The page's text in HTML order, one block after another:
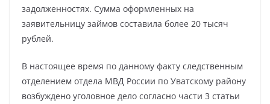
задолженностях. Сумма оформленных на
заявительницу займов составила более 20 тысяч
рублей.
В настоящее время по данному факту следственным
отделением отдела МВД России по Уватскому району
возбуждено уголовное дело согласно части 3 статьи